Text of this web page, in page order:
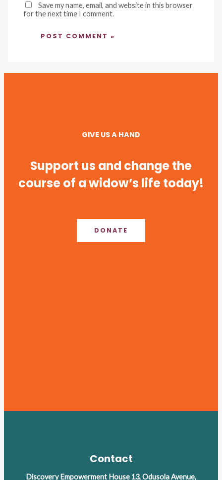
Save my name, email, and website in this browser
for the next time I comment.
GIVE US A HAND
Support us and change the
course of a widow’s life today!
DONATE
Contact
Discovery Empowerment House 13, Odusola Avenue,